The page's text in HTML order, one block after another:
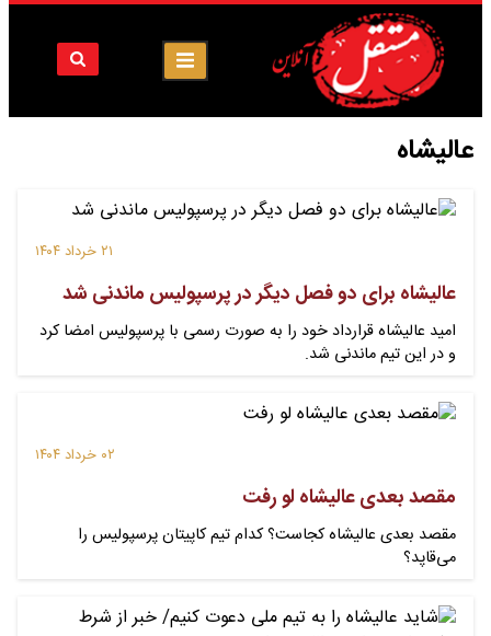
عالیشاه
۲۱ خرداد ۱۴۰۴
عالیشاه برای دو فصل دیگر در پرسپولیس ماندنی شد
امید عالیشاه قرارداد خود را به صورت رسمی با پرسپولیس امضا کرد
و در این تیم ماندنی شد.
۰۲ خرداد ۱۴۰۴
مقصد بعدی عالیشاه لو رفت
مقصد بعدی عالیشاه کجاست؟ کدام تیم کاپیتان پرسپولیس را
می‌قاپد؟